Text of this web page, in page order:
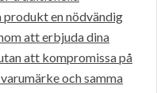
produkt en nödvändig
att erbjuda dina
att kompromissa på
och samma